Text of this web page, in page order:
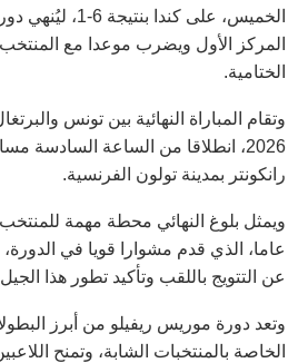
الخميس، على كندا
المركز الأول ويضرب موعدا مع المنتخب
الختامية.
2026، انطلاقا من الساعة السادسة
رانكونتر بمدينة تولون الفرنسية.
عاما، الذي قدم مشوارا قويا في
عن التتويج باللقب وتأكيد تطور هذا
وتعد دورة موريس ريفيلو من أبرز
الخاصة بالمنتخبات الشابة، وتمنح